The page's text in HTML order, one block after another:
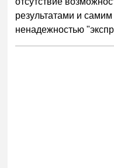
результатами и
ненадежностью